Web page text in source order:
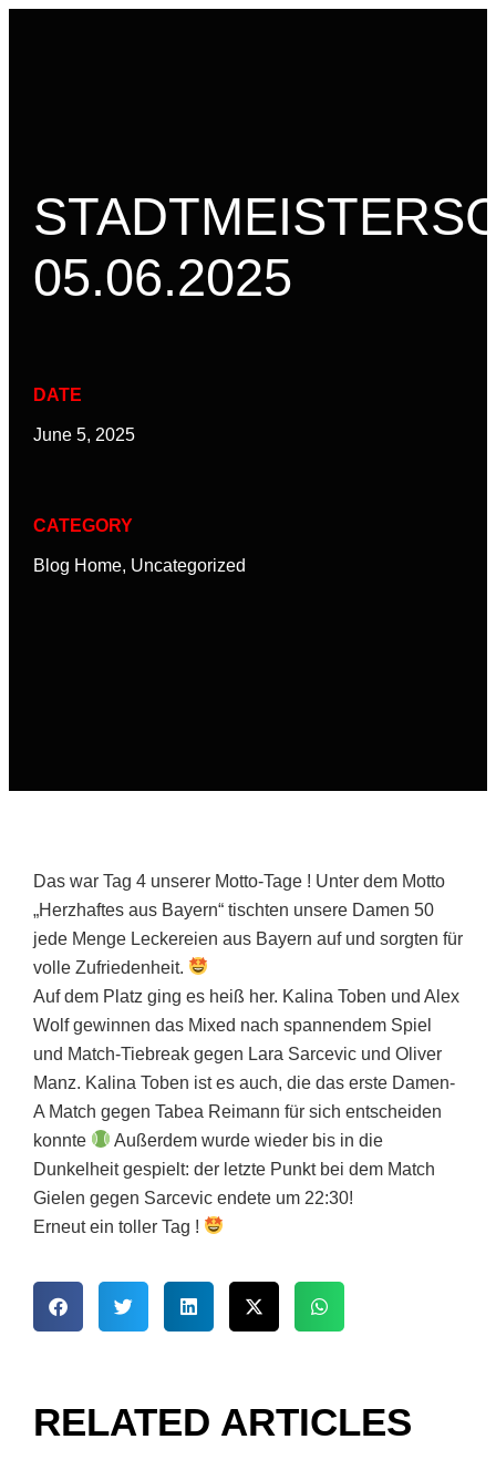
05.06.2025
DATE
June 5, 2025
CATEGORY
Blog Home, Uncategorized
Das war Tag 4 unserer Motto-Tage ! Unter dem Motto
„Herzhaftes aus Bayern“ tischten unsere Damen 50
jede Menge Leckereien aus Bayern auf und sorgten für
volle Zufriedenheit.
Auf dem Platz ging es heiß her. Kalina Toben und Alex
Wolf gewinnen das Mixed nach spannendem Spiel
und Match-Tiebreak gegen Lara Sarcevic und Oliver
Manz. Kalina Toben ist es auch, die das erste Damen-
A Match gegen Tabea Reimann für sich entscheiden
konnte
Außerdem wurde wieder bis in die
Dunkelheit gespielt: der letzte Punkt bei dem Match
Gielen gegen Sarcevic endete um 22:30!
Erneut ein toller Tag !
RELATED ARTICLES